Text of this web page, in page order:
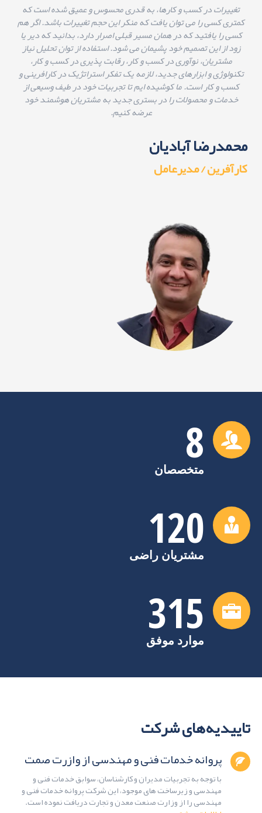
تغییرات در کسب و کارها، به قدری محسوس و عمیق شده است که
کمتری کسی را می توان یافت که منکر این حجم تغییرات باشد. اگر هم
کسی را یافتید که در همان مسیر قبلی اصرار دارد، بدانید که دیر یا
زود از این تصمیم خود پشیمان می شود. استفاده از توان تحلیل نیاز
مشتریان،‌ نوآوری در کسب و کار، رقابت پذیری در کسب و کار،
تکنولوژی و ابزارهای جدید، لازمه یک تفکر استراتژیک در کارافرینی و
کسب و کار است. ما کوشیده ایم تا تجربیات خود در طیف وسیعی از
خدمات و محصولات را در بستری جدید به مشتریان هوشمند خود
عرضه کنیم.
محمدرضا آبادیان
کارآفرین / مدیرعامل
8
متخصصان
120
مشتریان راضی
315
موارد موفق
تاییدیه‌های شرکت
پروانه خدمات فنی و مهندسی از وازرت صمت
با توجه به تجربیات مدیران و کارشناسان، سوابق خدمات فنی و
مهندسی و زیرساخت های موجود، این شرکت پروانه خدمات فنی و
مهندسی را از وزارت صنعت معدن و تجارت دریافت نموده است.